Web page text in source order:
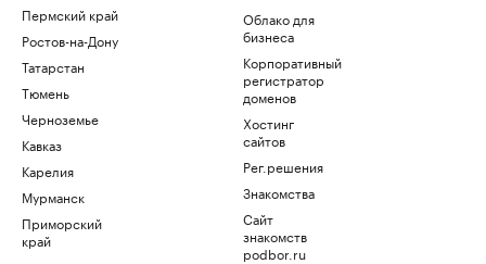
Пермский край
Ростов-на-Дону
Татарстан
Тюмень
Черноземье
Кавказ
Карелия
Мурманск
Приморский
край
Облако для
бизнеса
Корпоративный
регистратор
доменов
Хостинг
сайтов
Рег.решения
Знакомства
Сайт
знакомств
podbor.ru